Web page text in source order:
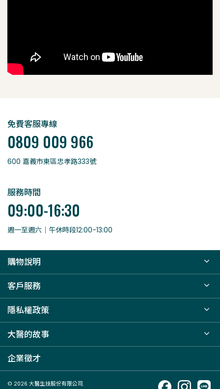
免費客服專線
0809 009 966
600 嘉義市東區忠孝路333號
服務時間
09:00-16:30
週一至週六｜午休時段12:00-13:00
購物說明
客戶服務
隱私權政策
大醫的故事
企業徵才
© 2026 大醫生技股份有限公司.